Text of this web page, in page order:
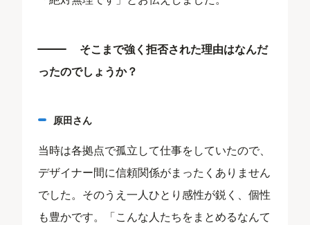
そこまで強く拒否された理由はなんだ
ったのでしょうか？
原田さん
当時は各拠点で孤立して仕事をしていたので、
デザイナー間に信頼関係がまったくありません
でした。そのうえ一人ひとり感性が鋭く、個性
も豊かです。「こんな人たちをまとめるなんて